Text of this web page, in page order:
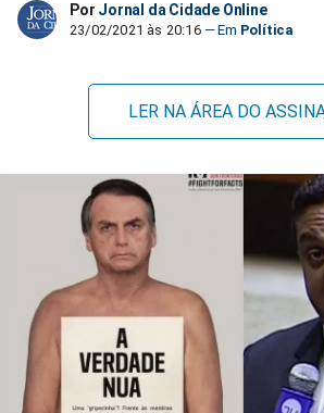
Por Jornal da Cidade Online
23/02/2021 às 20:16 Política
LER NA ÁREA DO